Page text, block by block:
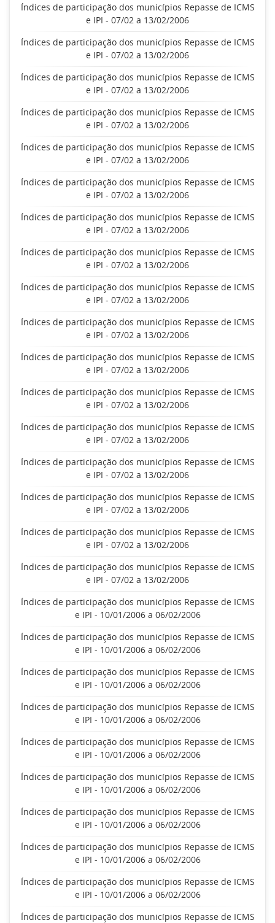
Índices de participação dos municípios Repasse de ICMS
e IPI - 07/02 a 13/02/2006
Índices de participação dos municípios Repasse de ICMS
e IPI - 07/02 a 13/02/2006
Índices de participação dos municípios Repasse de ICMS
e IPI - 07/02 a 13/02/2006
Índices de participação dos municípios Repasse de ICMS
e IPI - 07/02 a 13/02/2006
Índices de participação dos municípios Repasse de ICMS
e IPI - 07/02 a 13/02/2006
Índices de participação dos municípios Repasse de ICMS
e IPI - 07/02 a 13/02/2006
Índices de participação dos municípios Repasse de ICMS
e IPI - 07/02 a 13/02/2006
Índices de participação dos municípios Repasse de ICMS
e IPI - 07/02 a 13/02/2006
Índices de participação dos municípios Repasse de ICMS
e IPI - 07/02 a 13/02/2006
Índices de participação dos municípios Repasse de ICMS
e IPI - 07/02 a 13/02/2006
Índices de participação dos municípios Repasse de ICMS
e IPI - 07/02 a 13/02/2006
Índices de participação dos municípios Repasse de ICMS
e IPI - 07/02 a 13/02/2006
Índices de participação dos municípios Repasse de ICMS
e IPI - 07/02 a 13/02/2006
Índices de participação dos municípios Repasse de ICMS
e IPI - 07/02 a 13/02/2006
Índices de participação dos municípios Repasse de ICMS
e IPI - 07/02 a 13/02/2006
Índices de participação dos municípios Repasse de ICMS
e IPI - 07/02 a 13/02/2006
Índices de participação dos municípios Repasse de ICMS
e IPI - 07/02 a 13/02/2006
Índices de participação dos municípios Repasse de ICMS
e IPI - 10/01/2006 a 06/02/2006
Índices de participação dos municípios Repasse de ICMS
e IPI - 10/01/2006 a 06/02/2006
Índices de participação dos municípios Repasse de ICMS
e IPI - 10/01/2006 a 06/02/2006
Índices de participação dos municípios Repasse de ICMS
e IPI - 10/01/2006 a 06/02/2006
Índices de participação dos municípios Repasse de ICMS
e IPI - 10/01/2006 a 06/02/2006
Índices de participação dos municípios Repasse de ICMS
e IPI - 10/01/2006 a 06/02/2006
Índices de participação dos municípios Repasse de ICMS
e IPI - 10/01/2006 a 06/02/2006
Índices de participação dos municípios Repasse de ICMS
e IPI - 10/01/2006 a 06/02/2006
Índices de participação dos municípios Repasse de ICMS
e IPI - 10/01/2006 a 06/02/2006
Índices de participação dos municípios Repasse de ICMS